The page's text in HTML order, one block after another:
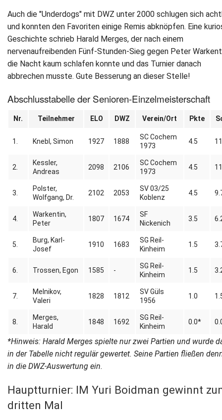
Auch die "Underdogs" mit DWZ unter 2000 schlugen sich
und konnten den Favoriten einige Remis abknöpfen. Eine
Geschichte schrieb Harald Merges, der nach einem
nervenaufreibenden Fünf-Stunden-Sieg gegen Peter
die Nacht kaum schlafen konnte und das Turnier danach
abbrechen musste. Gute Besserung an dieser Stelle!
Abschlusstabelle der Senioren-Einzelmeisterschaft
Nr. Teilnehmer ELO DWZ Verein/Ort Pkte
1. Knebl, Simon 1927 1888
SC Cochem
1973
4.5
2.
Kessler,
Andreas
2098 2106
SC Cochem
1973
4.5
3.
Polster,
Wolfgang, Dr.
2102 2053
SV 03/25
Koblenz
4.5
4.
Warkentin,
Peter
1807 1674
SF
Nickenich
3.5
5.
Burg, Karl-
Josef
1910 1683
SG Reil-
Kinheim
1.5
6. Trossen, Egon 1585 -
SG Reil-
Kinheim
1.5
7.
Melnikov,
Valeri
1828 1812
SV Güls
1956
1.0
8.
Merges,
Harald
1848 1692
SG Reil-
Kinheim
0.0*
*Hinweis: Harald Merges spielte nur zwei Partien und wurde
in der Tabelle nicht regulär gewertet. Seine Partien fließen
in die DWZ-Auswertung ein.
Hauptturnier: IM Yuri Boidman gewinnt
dritten Mal